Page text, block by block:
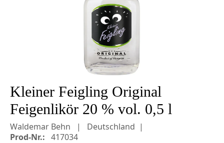
Kleiner Feigling Original
Feigenlikör 20 % vol. 0,5 l
Waldemar Behn
Deutschland
Prod-Nr.: 417034